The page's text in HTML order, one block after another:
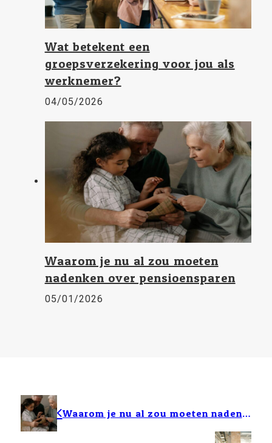
Wat betekent een
groepsverzekering voor jou als
werknemer?
04/05/2026
Waarom je nu al zou moeten
nadenken over pensioensparen
05/01/2026
Waarom je nu al zou moeten nadenken over pensioensparen